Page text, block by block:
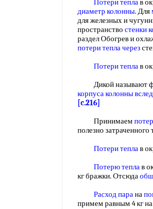
Потери теплав
диаметр колонны. Для
для железных и
пространство стенки
раздел Обогрев и
потери тепла через
Потери теплав
Дикой называют
корпуса колонны
[c.216]
Принимаем
полезно затраченного
Потери теплав
Потерю теплав
кг бражки. Отсюда
Расход парана
примем равным 4 кг на